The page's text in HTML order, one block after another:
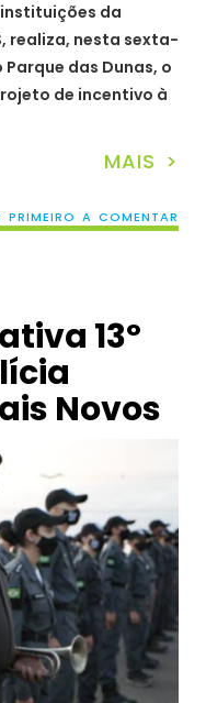
da
realiza, nesta sexta-
das Dunas, o
de incentivo à
MAIS >
PRIMEIRO A COMENTAR
13º
Novos